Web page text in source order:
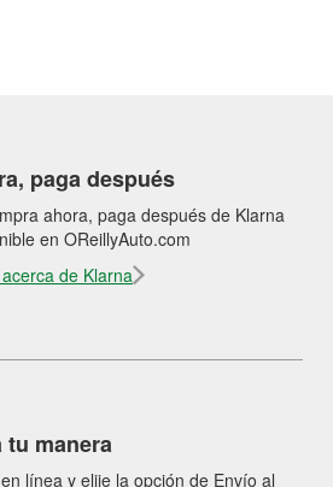
paga después
ahora, paga después de Klarna
en OReillyAuto.com
de Klarna
tu manera
línea y elije la opción de Envío al